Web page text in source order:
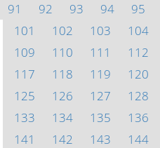
91
92 93 94 95
101
102 103 104
109
110 111 112
117
118 119 120
125
126 127 128
133
134 135 136
141
142 143 144